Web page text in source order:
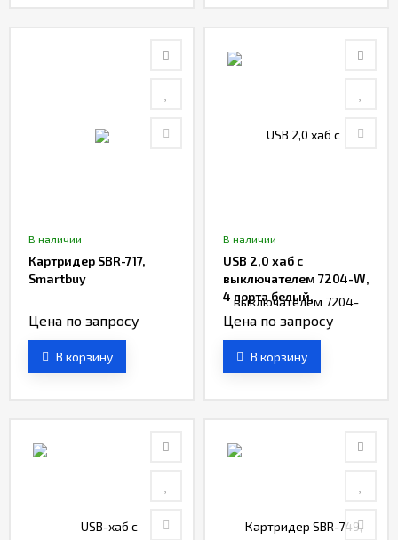
В наличии
Картридер SBR-717,
Smartbuy
Цена по запросу
В корзину
В наличии
USB 2,0 хaб с
выключателем 7204-W,
4 порта белый,
Smartbuy
Цена по запросу
В корзину